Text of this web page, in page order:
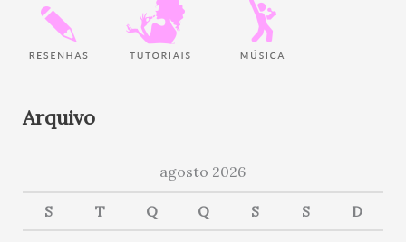
Arquivo
agosto 2026
S T Q Q S S D